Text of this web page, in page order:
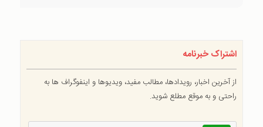
اشتراک خبرنامه
از آخرین اخبار، رویدادها، مطالب مفید، ویدیوها و اینفوگراف ها به
راحتی و به موقع مطلع شوید.